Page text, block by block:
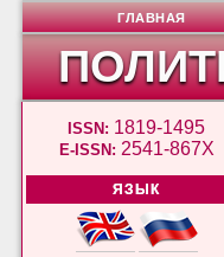
ISSN: 1819-1495
E-ISSN: 2541-867X
ЯЗЫК
ГЛАВНАЯ